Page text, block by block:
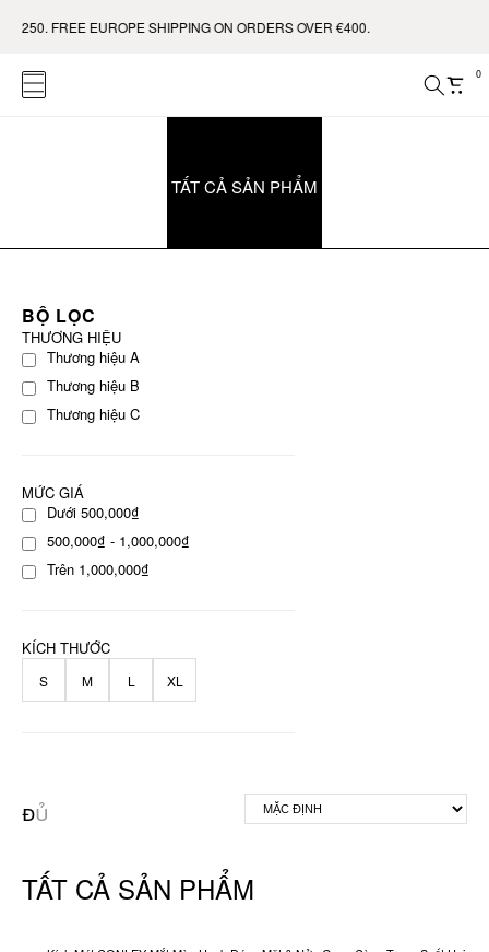
FREE EUROPE SHIPPING ON ORDERS OVER €400.
0
TẤT CẢ SẢN PHẨM
BỘ LỌC
THƯƠNG HIỆU
Thương hiệu A
Thương hiệu B
Thương hiệu C
MỨC GIÁ
Dưới 500,000₫
500,000₫ - 1,000,000₫
Trên 1,000,000₫
KÍCH THƯỚC
S M L XL
TẤT CẢ SẢN PHẨM